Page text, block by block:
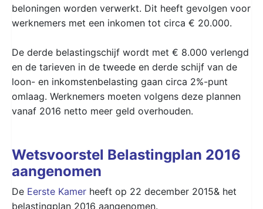
beloningen worden verwerkt. Dit heeft gevolgen voor
werknemers met een inkomen tot circa € 20.000.
De derde belastingschijf wordt met € 8.000 verlengd
en de tarieven in de tweede en derde schijf van de
loon- en inkomstenbelasting gaan circa 2%-punt
omlaag. Werknemers moeten volgens deze plannen
vanaf 2016 netto meer geld overhouden.
Wetsvoorstel Belastingplan 2016
aangenomen
De Eerste Kamer heeft op 22 december 2015& het
belastingplan 2016 aangenomen.